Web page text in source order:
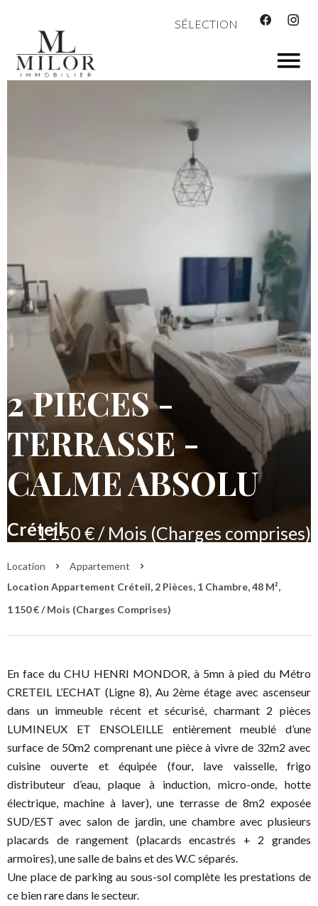
SÉLECTION
2 PIECES -
TERRASSE -
CALME ABSOLU
Créteil1 150 € / Mois (Charges comprises)
Location
Appartement
Location Appartement Créteil, 2 Pièces, 1 Chambre, 48 M²,
1 150 € / Mois (Charges Comprises)
En face du CHU HENRI MONDOR, à 5mn à pied du Métro
CRETEIL L’ECHAT (Ligne 8), Au 2ème étage avec ascenseur
dans un immeuble récent et sécurisé, charmant 2 pièces
LUMINEUX ET ENSOLEILLE entièrement meublé d’une
surface de 50m2 comprenant une pièce à vivre de 32m2 avec
cuisine ouverte et équipée (four, lave vaisselle, frigo
distributeur d’eau, plaque à induction, micro-onde, hotte
électrique, machine à laver), une terrasse de 8m2 exposée
SUD/EST avec salon de jardin, une chambre avec plusieurs
placards de rangement (placards encastrés + 2 grandes
armoires), une salle de bains et des W.C séparés.
Une place de parking au sous-sol complète les prestations de
ce bien rare dans le secteur.